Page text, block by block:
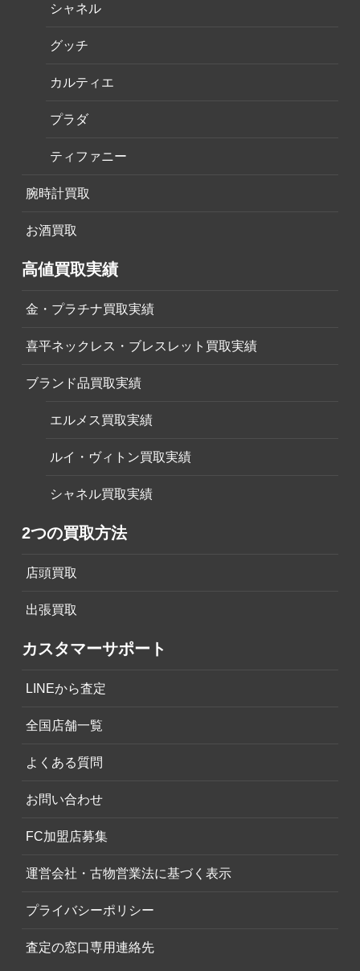
シャネル
グッチ
カルティエ
プラダ
ティファニー
腕時計買取
お酒買取
高値買取実績
金・プラチナ買取実績
喜平ネックレス・ブレスレット買取実績
ブランド品買取実績
エルメス買取実績
ルイ・ヴィトン買取実績
シャネル買取実績
2つの買取方法
店頭買取
出張買取
カスタマーサポート
LINEから査定
全国店舗一覧
よくある質問
お問い合わせ
FC加盟店募集
運営会社・古物営業法に基づく表示
プライバシーポリシー
査定の窓口専用連絡先